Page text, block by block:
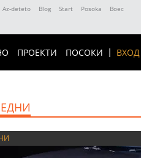
Az-deteto Blog Start Posoka
Boec
ВХОД
ПРОЕКТИ ПОСОКИ